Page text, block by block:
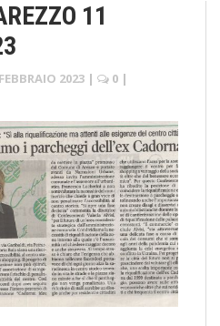
11
2023 | 0 |